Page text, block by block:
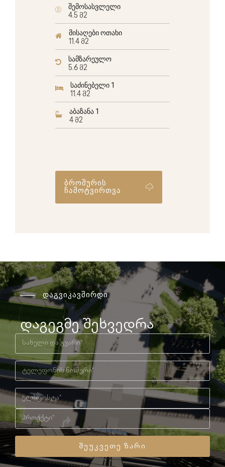
შემოსასვლელი
4.5 მ2
მისაღები ოთახი
11.4 მ2
სამზარეულო
5.6 მ2
საძინებელი 1
11.4 მ2
აბაზანა 1
4 მ2
ბროშურის
ჩამოტვირთვა
დაგვიკავშირდი
დაგეგმე შეხვედრა